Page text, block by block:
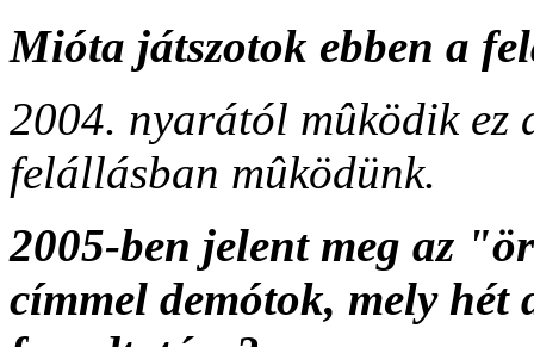
Mióta játszotok ebben a
2004. nyarától mûködik ez
felállásban mûködünk.
2005-ben jelent meg az
címmel demótok, mely